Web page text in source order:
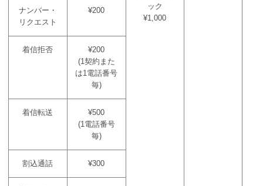
ック
¥1,000
ナンバー・
リクエスト
¥200
着信拒否
¥200
(1契約また
は1電話番号
毎)
着信転送
¥500
(1電話番号
毎)
割込通話 ¥300